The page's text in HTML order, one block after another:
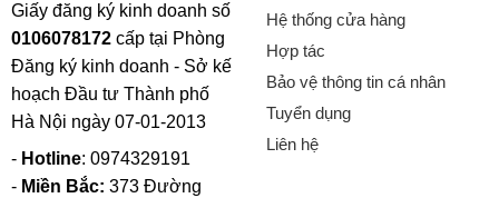
Giấy đăng ký kinh doanh số
0106078172cấp tại Phòng
Đăng ký kinh doanh - Sở kế
hoạch Đầu tư Thành phố
Hà Nội ngày 07-01-2013
- Hotline: 0974329191
- Miền Bắc: 373 Đường
Hệ thống cửa hàng
Hợp tác
Bảo vệ thông tin cá nhân
Tuyển dụng
Liên hệ